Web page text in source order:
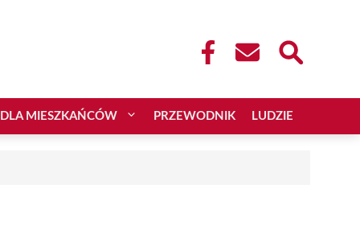
DLA MIESZKAŃCÓW PRZEWODNIK LUDZIE